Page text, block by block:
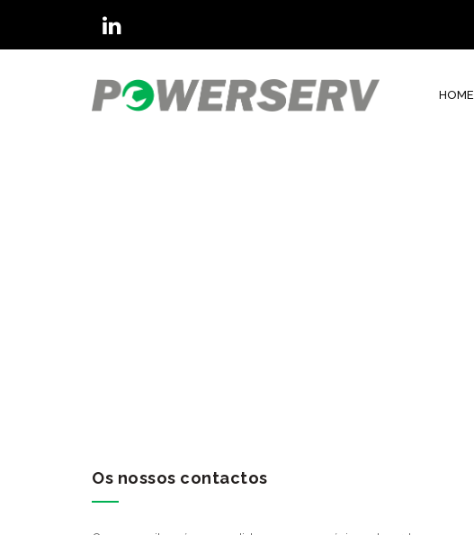
HOME
Os nossos contactos